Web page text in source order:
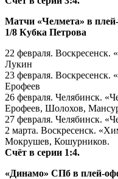
Матчи «Челмета» в
1/8 Кубка Петрова
22 февраля.
Лукин
23 февраля.
Ерофеев
26 февраля. Челябинск.
Ерофеев, Шолохов,
27 февраля. Челябинск.
2 марта. Воскресенск.
Мокрушев, Кошурников.
Счёт в серии 1:4.
«Динамо» СПб в плей-